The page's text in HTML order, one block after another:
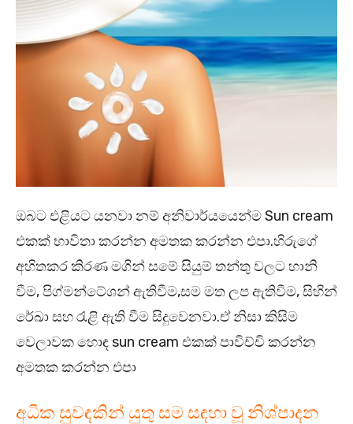
ඔබට එළියට යනවා නම් අනිවාර්යයෙන්ම Sun cream
එකක් භාවිතා කරන්න අමතක කරන්න එපා.හිරුගේ
අහිතකර කිරණ මගින් සමේ සියුම් තන්තු වලට හානි
වීම, පිග්මන්ටේශන් ඇතිවීම,සම මත ලප ඇතිවීම, සිහින්
රේඛා සහ රැළි ඇති වීම සිදුවෙනවා.ඒ නිසා කිසිම
වෙලාවක හොඳ sun cream එකක් පාවිච්චි කරන්න
අමතක කරන්න එපා
අධික සුවඳකින් යුතු සම සඳහා වූ නිශ්පාදන